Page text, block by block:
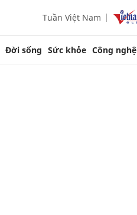
Tuần Việt Nam
Đời sống Sức khỏe Công nghệ